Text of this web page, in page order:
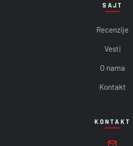
SAJT
Recenzije
Vesti
O nama
Kontakt
KONTAKT